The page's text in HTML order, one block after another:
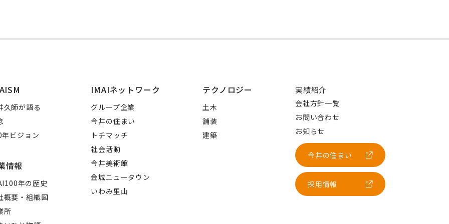
久師が語る
ビジョン
情報
年の歴史
概要・組織図
所
IMAIネットワーク
グループ企業
今井の住まい
トチマッチ
社会活動
今井美術館
金城ニュータウン
いわみ里山
テクノロジー
土木
舗装
建築
実績紹介
会社方針一覧
お問い合わせ
お知らせ
今井の住まい
採用情報